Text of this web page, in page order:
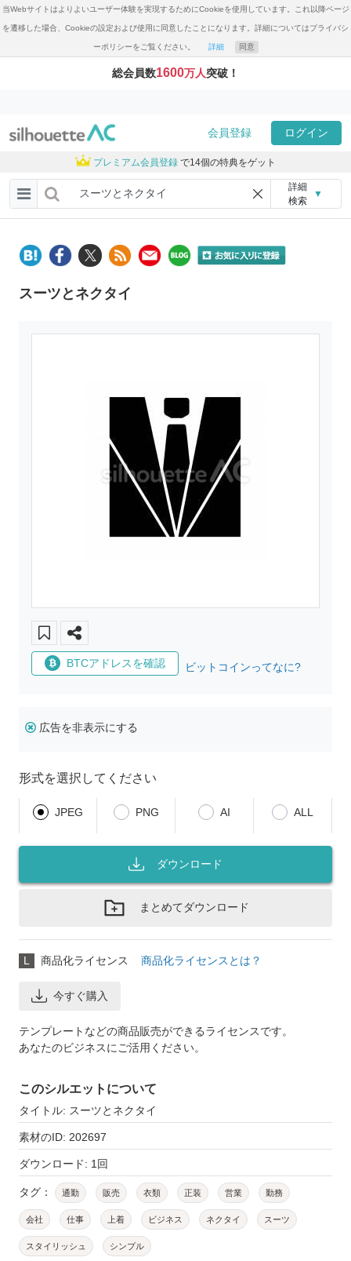
当Webサイトはよりよいユーザー体験を実現するためにCookieを使用しています。これ以降ページ
を遷移した場合、Cookieの設定および使用に同意したことになります。詳細についてはプライバシ
ーポリシーをご覧ください。 詳細 同意
総会員数1600万人突破！
会員登録 ログイン
プレミアム会員登録 で14個の特典をゲット
詳細
検索
▼
スーツとネクタイ
BTCアドレスを確認 ビットコインってなに?
広告を非表示にする
形式を選択してください
JPEG PNG AI ALL
ダウンロード
まとめてダウンロード
L 商品化ライセンス 商品化ライセンスとは？
今すぐ購入
テンプレートなどの商品販売ができるライセンスです。
あなたのビジネスにご活用ください。
このシルエットについて
タイトル: スーツとネクタイ
素材のID: 202697
ダウンロード: 1回
タグ： 通勤 販売 衣類 正装 営業 勤務
会社 仕事 上着 ビジネス ネクタイ スーツ
スタイリッシュ シンプル